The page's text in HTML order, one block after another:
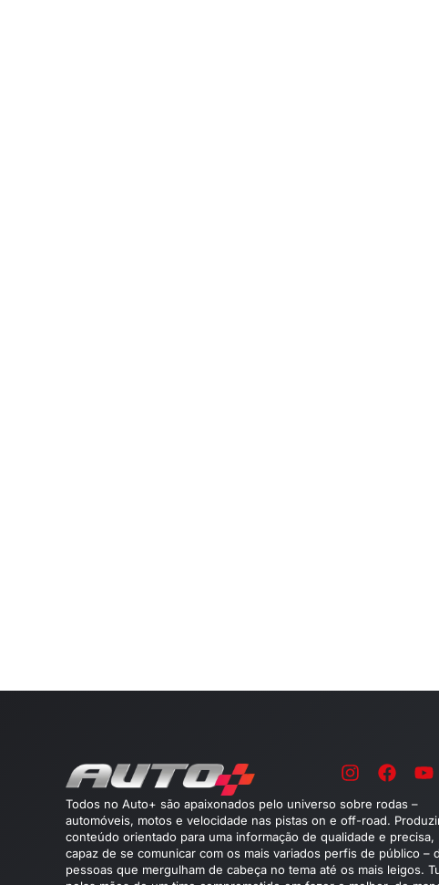
Todos no Auto+ são apaixonados pelo universo sobre rodas –
automóveis, motos e velocidade nas pistas on e off-road.
conteúdo orientado para uma informação de qualidade e precisa,
capaz de se comunicar com os mais variados perfis de público –
pessoas que mergulham de cabeça no tema até os mais leigos.